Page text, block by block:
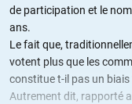
de participation et le
ans.
Le fait que,
votent plus que les
constitue t-il pas un biais
Autrement dit, rapporté